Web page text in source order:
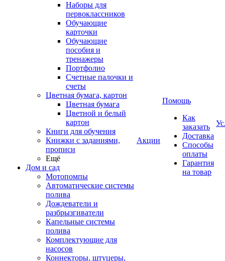
Наборы для
первоклассников
Обучающие
карточки
Обучающие
пособия и
тренажеры
Портфолио
Счетные палочки и
счеты
Цветная бумага, картон
Цветная бумага
Цветной и белый
картон
Книги для обучения
Книжки с заданиями,
прописи
Ещё
Дом и сад
Мотопомпы
Автоматические системы
полива
Дождеватели и
разбрызгиватели
Капельные системы
полива
Комплектующие для
насосов
Коннекторы, штуцеры,
Акции
Помощь
Как
заказать
Доставка
Способы
оплаты
Гарантия
на товар